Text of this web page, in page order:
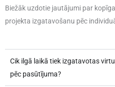
Biežāk uzdotie jautājumi par
projekta izgatavošanu pēc
Cik ilgā laikā tiek izgatavotas
pēc pasūtījuma?